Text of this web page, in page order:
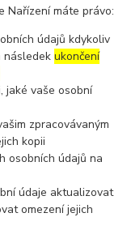
Nařízení máte právo:
údajů kdykoliv
následekukončení
jaké vaše osobní
zpracovávaným
kopii
osobních údajů na
údaje aktualizovat
omezení jejich